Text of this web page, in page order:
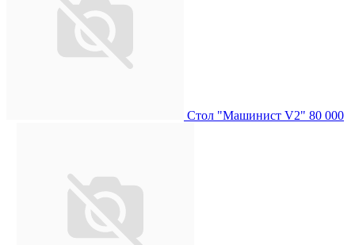
Стол "Машинист V2" 80 000